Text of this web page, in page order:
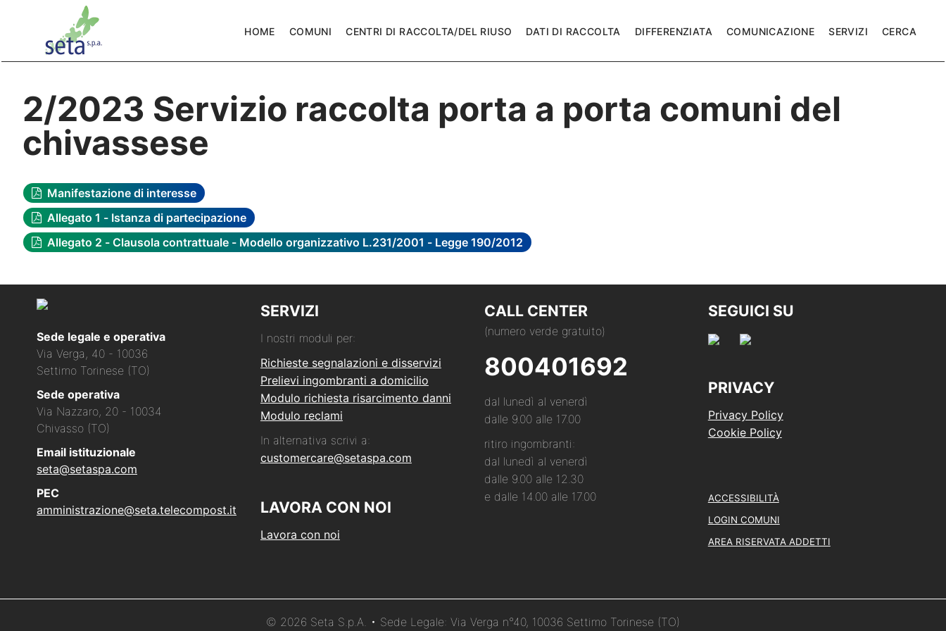
HOME COMUNI CENTRI DI RACCOLTA/DEL RIUSO DATI DI RACCOLTA DIFFERENZIATA COMUNICAZIONE SERVIZI CERCA
2/2023 Servizio raccolta porta a porta comuni del
chivassese
Manifestazione di interesse
Allegato 1 - Istanza di partecipazione
Allegato 2 - Clausola contrattuale - Modello organizzativo L.231/2001 - Legge 190/2012
Sede legale e operativa
Via Verga, 40 - 10036
Settimo Torinese (TO)
Sede operativa
Via Nazzaro, 20 - 10034
Chivasso (TO)
Email istituzionale
seta@setaspa.com
PEC
amministrazione@seta.telecompost.it
SERVIZI
I nostri moduli per:
Richieste segnalazioni e disservizi
Prelievi ingombranti a domicilio
Modulo richiesta risarcimento danni
Modulo reclami
In alternativa scrivi a:
customercare@setaspa.com
LAVORA CON NOI
Lavora con noi
CALL CENTER
(numero verde gratuito)
800401692
dal lunedì al venerdì
dalle 9.00 alle 17.00
ritiro ingombranti:
dal lunedì al venerdì
dalle 9.00 alle 12.30
e dalle 14.00 alle 17.00
SEGUICI SU
PRIVACY
Privacy Policy
Cookie Policy
ACCESSIBILITÀ
LOGIN COMUNI
AREA RISERVATA ADDETTI
© 2026 Seta S.p.A. • Sede Legale: Via Verga n°40, 10036 Settimo Torinese (TO)